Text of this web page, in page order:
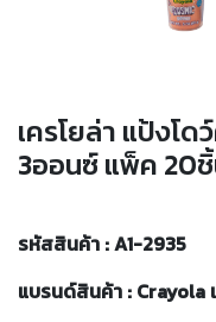
เครโยล่า แป้งโ
3ออนซ์ แพ็ค 20
รหัสสินค้า : A1-2935
แบรนด์สินค้า : Crayola